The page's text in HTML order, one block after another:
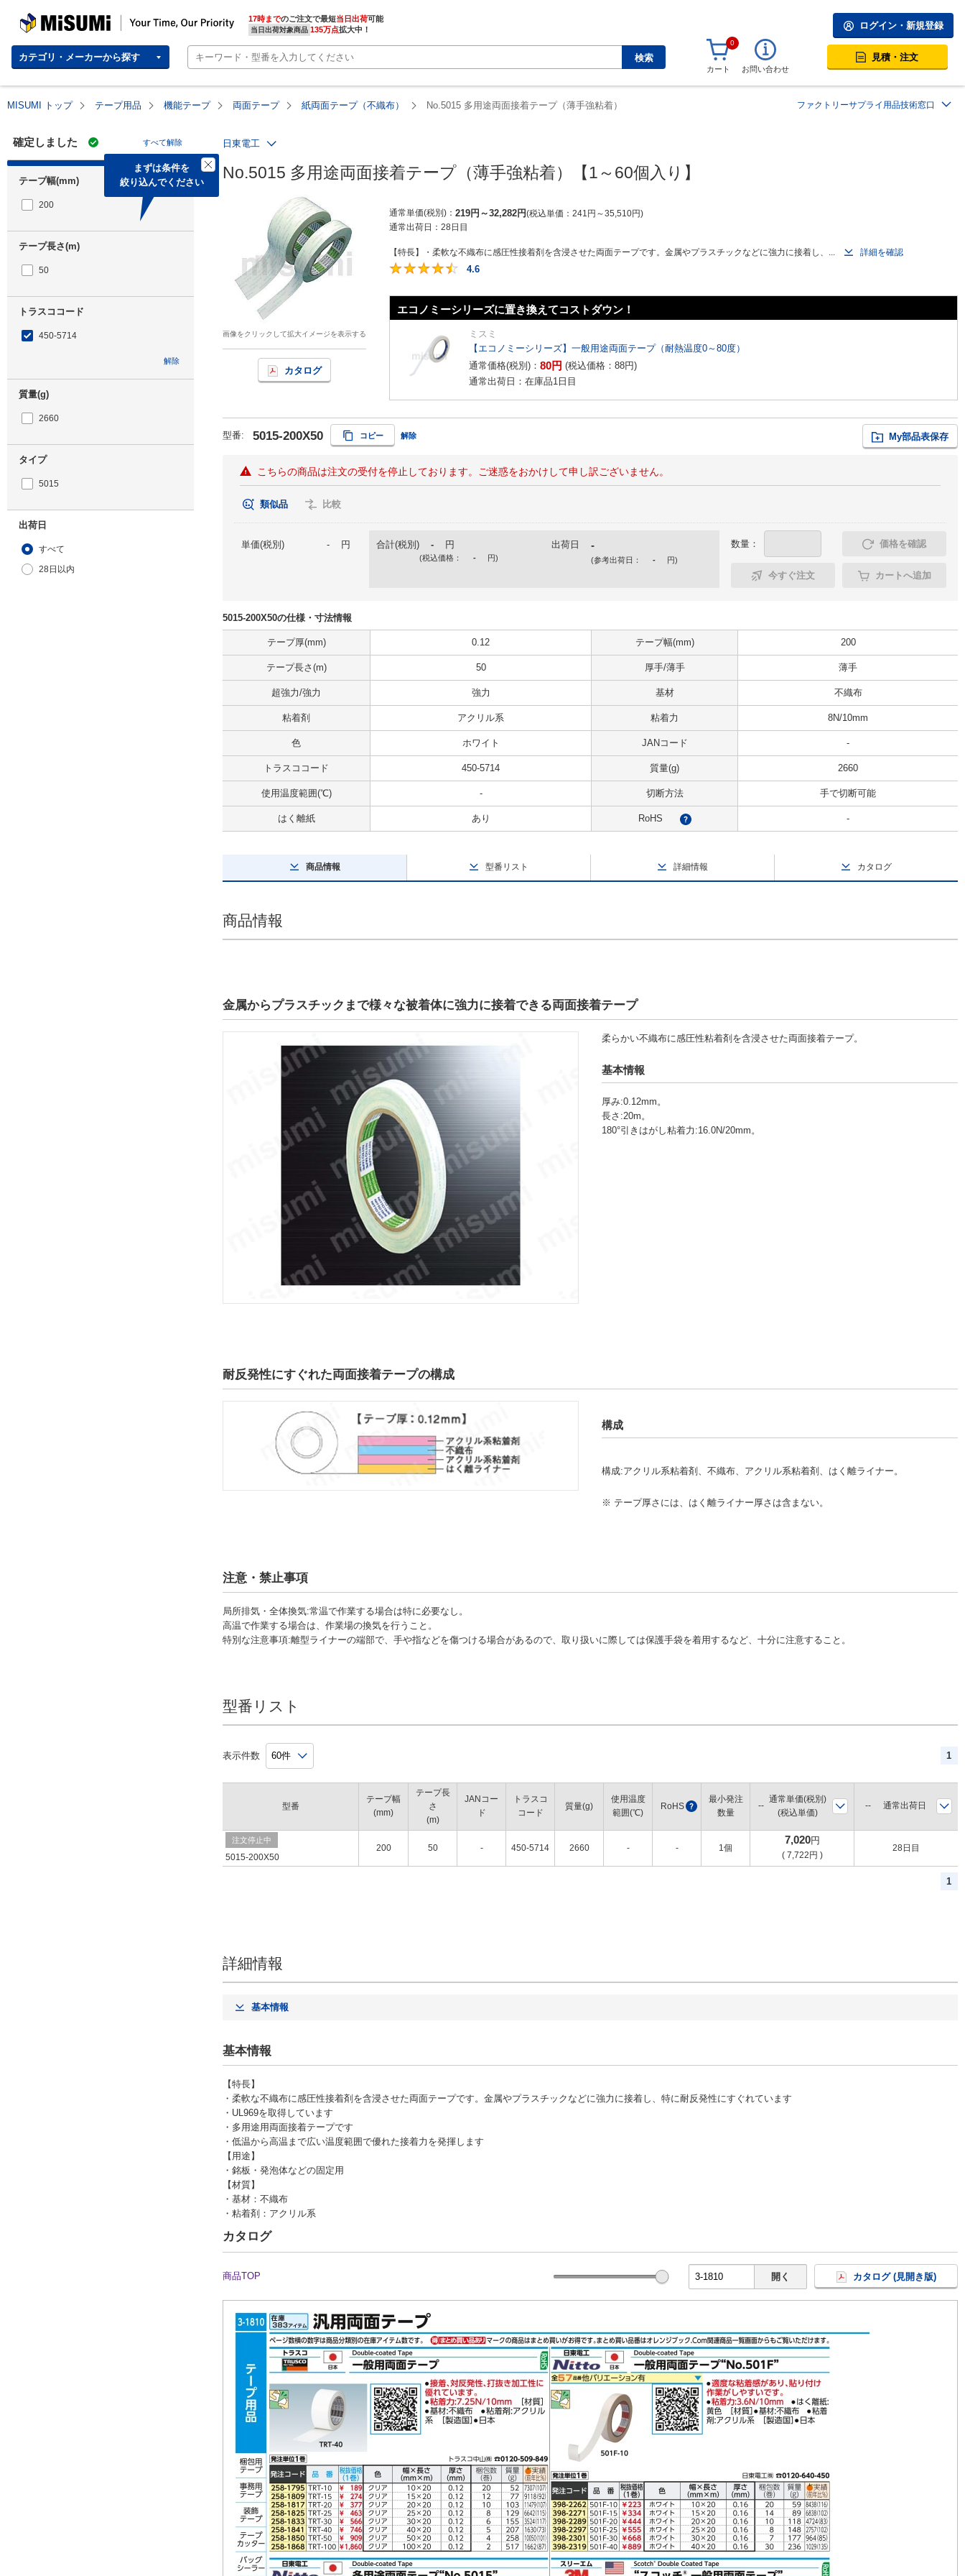
MISUMI | Your Time, Our Priority 17時までのご注文で最短当日出荷
当日出荷対象商品 135万点拡大中！
カテゴリ・メーカーから探す 検索
ログイン・新規登録
0
カート お問い合わせ
見積・注文
MISUMI トップ テープ用品 機能テープ 両面テープ 紙両面テープ（不織布） No.5015 多用途両面接着テープ（薄手強粘着） ファクトリーサプライ用品技術窓口
確定しました すべて解除
まずは条件を
絞り込んでください
テープ幅(mm)
200
テープ長さ(m)
50
トラスココード
450-5714
解除
質量(g)
2660
タイプ
5015
出荷日
すべて
28日以内
日東電工
No.5015 多用途両面接着テープ（薄手強粘着）【1～60個入り】
画像をクリックして拡大イメージを表示する
カタログ
通常単価(税別) 219円 ～32,282円 税込単価 241 円 ～35,510円
通常出荷日： 28日目
【特長】・柔軟な不織布に感圧性接着剤を含浸させた両面テープです。金属やプラスチックなどに強力に接着し、...
詳細を確認
4.6
エコノミーシリーズに置き換えてコストダウン！
ミスミ
【エコノミーシリーズ】一般用途両面テープ（耐熱温度0～80度）
通常価格(税別)： 80円 (税込価格： 88円)
通常出荷日：在庫品1日目
型番: 5015-200X50 コピー 解除 My部品表保存
こちらの商品は注文の受付を停止しております。ご迷惑をおかけして申し訳ございません。
類似品 比較
単価(税別) - 円 合計(税別) - 円
(税込価格： - 円)
出荷日 -
(参考出荷日： - 円)
数量： 価格を確認
今すぐ注文 カートへ追加
5015-200X50の仕様・寸法情報
テープ厚(mm) 0.12 テープ幅(mm) 200
テープ長さ(m) 50 厚手/薄手 薄手
超強力/強力 強力 基材 不織布
粘着剤 アクリル系 粘着力 8N/10mm
色 ホワイト JANコード -
トラスココード 450-5714 質量(g) 2660
使用温度範囲(℃) - 切断方法 手で切断可能
はく離紙 あり RoHS ? -
商品情報 型番リスト 詳細情報 カタログ
商品情報
金属からプラスチックまで様々な被着体に強力に接着できる両面接着テープ
柔らかい不織布に感圧性粘着剤を含浸させた両面接着テープ。
基本情報
厚み:0.12mm。
長さ:20m。
180°引きはがし粘着力:16.0N/20mm。
耐反発性にすぐれた両面接着テープの構成
構成
構成:アクリル系粘着剤、不織布、アクリル系粘着剤、はく離ライナー。
※ テープ厚さには、はく離ライナー厚さは含まない。
注意・禁止事項
局所排気・全体換気:常温で作業する場合は特に必要なし。
高温で作業する場合は、作業場の換気を行うこと。
特別な注意事項:離型ライナーの端部で、手や指などを傷つける場合があるので、取り扱いに際しては保護手袋を着用するなど、十分に注意すること。
型番リスト
表示件数 1
型番
注文停止中
5015-200X50
テープ幅
(mm)
テープ長
さ
(m)
JANコー
ド
トラスコ
コード
質量(g)
使用温度
範囲(℃)
RoHS ?
最小発注
数量
200 50 - 450-5714 2660 - - 1個
通常単価(税別)
(税込単価)
通常出荷日
7,020円
( 7,722円 )
28日目
1
詳細情報
基本情報
基本情報
【特長】
・柔軟な不織布に感圧性接着剤を含浸させた両面テープです。金属やプラスチックなどに強力に接着し、特に耐反発性にすぐれています
・UL969を取得しています
・多用途用両面接着テープです
・低温から高温まで広い温度範囲で優れた接着力を発揮します
【用途】
・銘板・発泡体などの固定用
【材質】
・基材：不織布
・粘着剤：アクリル系
カタログ
商品TOP 開く カタログ (見開き版)